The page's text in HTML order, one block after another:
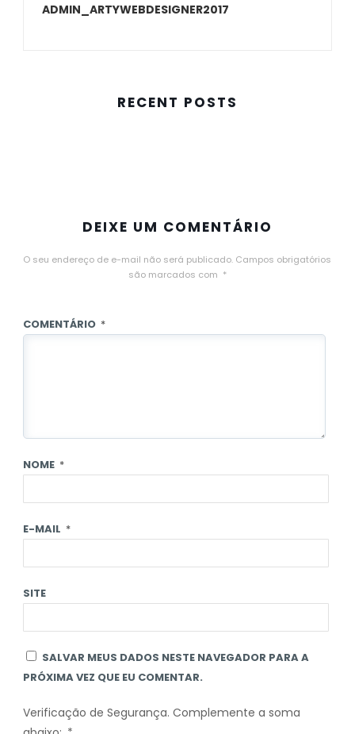
ADMIN_ARTYWEBDESIGNER2017
RECENT POSTS
DEIXE UM COMENTÁRIO
O seu endereço de e-mail não será publicado. Campos obrigatórios
são marcados com *
COMENTÁRIO *
NOME *
E-MAIL *
SITE
SALVAR MEUS DADOS NESTE NAVEGADOR PARA A
PRÓXIMA VEZ QUE EU COMENTAR.
Verificação de Segurança. Complemente a soma